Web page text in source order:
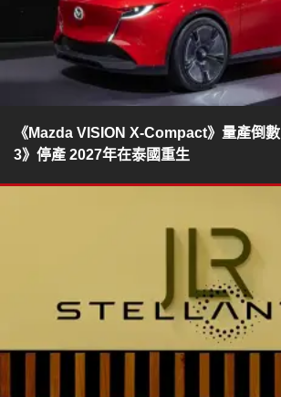
《Mazda VISION X-Compact》量產倒
3》停產 2027年在泰國重生